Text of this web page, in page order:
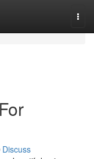
Discuss